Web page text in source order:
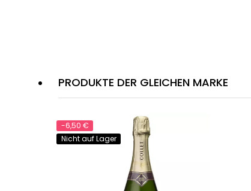
PRODUKTE DER GLEICHEN MARKE
-6,50 €
Nicht auf Lager